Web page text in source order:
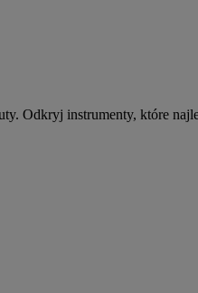
Odkryj instrumenty, które